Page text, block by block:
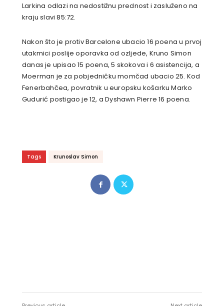
Larkina odlazi na nedostižnu prednost i zasluženo na
kraju slavi 85:72.
Nakon što je protiv Barcelone ubacio 16 poena u prvoj
utakmici poslije oporavka od ozljede, Kruno Simon
danas je upisao 15 poena, 5 skokova i 6 asistencija, a
Moerman je za pobjedničku momčad ubacio 25. Kod
Fenerbahčea, povratnik u europsku košarku Marko
Gudurić postigao je 12, a Dyshawn Pierre 16 poena.
Tags Krunoslav Simon